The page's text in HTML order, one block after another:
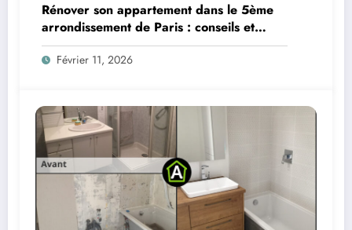
Rénover son appartement dans le 5ème
arrondissement de Paris : conseils et
étapes clés
Février 11, 2026